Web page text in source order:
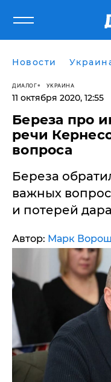
Новости
ДИАЛОГ УКРАИНА
11 октября 2020, 12:55
Береза про
речи
вопроса
​Береза
важных
и потерей
Автор: Марк